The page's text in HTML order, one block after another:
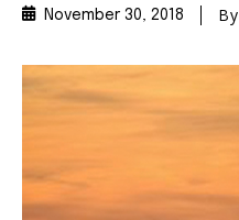
November 30, 2018 By